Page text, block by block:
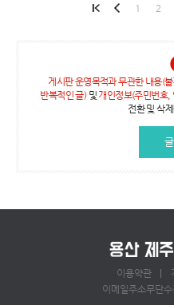
1 2
게시판 운영목적과 무관한 내용(
반복적인 글)및 개인정보(주민번호,
전환 및 삭
이용약관
이메일주소무단